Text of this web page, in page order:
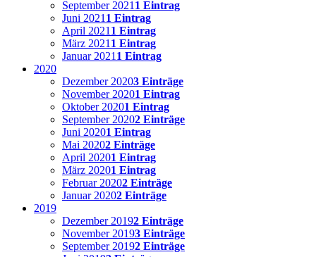
September 2021 1 Eintrag
Juni 2021 1 Eintrag
April 2021 1 Eintrag
März 2021 1 Eintrag
Januar 2021 1 Eintrag
2020
Dezember 20203 Einträge
November 20201 Eintrag
Oktober 20201 Eintrag
September 20202 Einträge
Juni 20201 Eintrag
Mai 20202 Einträge
April 20201 Eintrag
März 20201 Eintrag
Februar 20202 Einträge
Januar 20202 Einträge
2019
Dezember 20192 Einträge
November 20193 Einträge
September 20192 Einträge